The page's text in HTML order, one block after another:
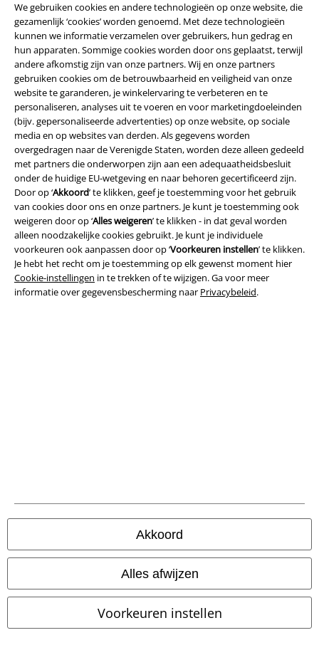
We gebruiken cookies en andere technologieën op onze website, die
gezamenlijk ‘cookies’ worden genoemd. Met deze technologieën
kunnen we informatie verzamelen over gebruikers, hun gedrag en
hun apparaten. Sommige cookies worden door ons geplaatst, terwijl
andere afkomstig zijn van onze partners. Wij en onze partners
gebruiken cookies om de betrouwbaarheid en veiligheid van onze
website te garanderen, je winkelervaring te verbeteren en te
personaliseren, analyses uit te voeren en voor marketingdoeleinden
(bijv. gepersonaliseerde advertenties) op onze website, op sociale
media en op websites van derden. Als gegevens worden
overgedragen naar de Verenigde Staten, worden deze alleen gedeeld
met partners die onderworpen zijn aan een adequaatheidsbesluit
onder de huidige EU-wetgeving en naar behoren gecertificeerd zijn.
Door op ‘Akkoord’ te klikken, geef je toestemming voor het gebruik
van cookies door ons en onze partners. Je kunt je toestemming ook
weigeren door op ‘Alles weigeren’ te klikken - in dat geval worden
alleen noodzakelijke cookies gebruikt. Je kunt je individuele
voorkeuren ook aanpassen door op ‘Voorkeuren instellen’ te klikken.
Je hebt het recht om je toestemming op elk gewenst moment hier
Cookie-instellingen in te trekken of te wijzigen. Ga voor meer
informatie over gegevensbescherming naar Privacybeleid.
Akkoord
Alles afwijzen
Voorkeuren instellen
-32%
Exclusief
Adviesprijs € 24,99
€ 16,99
Cole Hole Studs Belt Riem
-30%
Exclusief
Adviesprijsvanaf€ 32,99
vanaf€ 22,94
When The Heart Rules The Mind
Black Premium by EMP
T-shirt
Shorts